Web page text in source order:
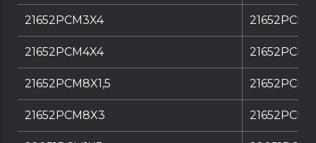
21652PCM3X4
21652PCM4X4
21652PCM8X1,5
21652PCM8X3